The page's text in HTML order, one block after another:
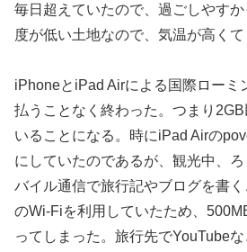
毎日超えていたので、過ごしやす
度が低い土地なので、気温が高くて
iPhoneとiPad Airによる国際ローミ
払うことなく終わった。つまり
いることになる。時にiPad Airの
にしていたのであるが、観光中、
バイル通信で旅行記やブログを書
のWi-Fiを利用していたため、
ってしまった。旅行先でYouTube